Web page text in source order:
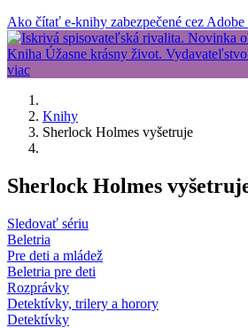
Ako čítať e-knihy zabezpečené cez
Knihy
Sherlock Holmes vyšetruje
Sherlock Holmes
Sledovať sériu
Beletria
Pre deti a mládež
Beletria pre deti
Rozprávky
Detektívky, trilery a horory
Detektívky